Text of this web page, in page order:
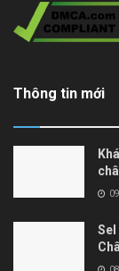
Thông tin mới
Sel